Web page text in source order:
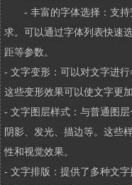
- 丰富的字体选择：支
求。可以通过字体列表快速
距等参数。
- 文字变形：可以对文字进行
这些变形效果可以使文字更
- 文字图层样式：与普通图
阴影、发光、描边等。这些
性和视觉效果。
- 文字排版：提供了多种文